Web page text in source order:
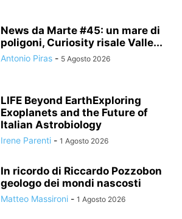
News da Marte #45: un mare di
poligoni, Curiosity risale Valle...
Antonio Piras - 5 Agosto 2026
LIFE Beyond EarthExploring
Exoplanets and the Future of
Italian Astrobiology
Irene Parenti - 1 Agosto 2026
In ricordo di Riccardo Pozzobon
geologo dei mondi nascosti
Matteo Massironi - 1 Agosto 2026